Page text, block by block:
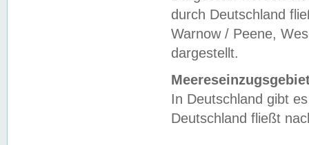
durch Deutschland
Warnow / Peene,
dargestellt.
In Deutschland gibt
Deutschland fließt